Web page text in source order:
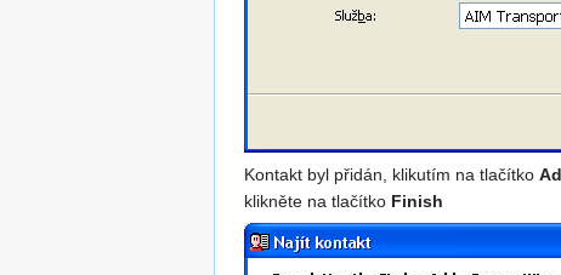
Kontakt byl přidán, klikutím na tlačítko
klikněte na tlačítko Finish